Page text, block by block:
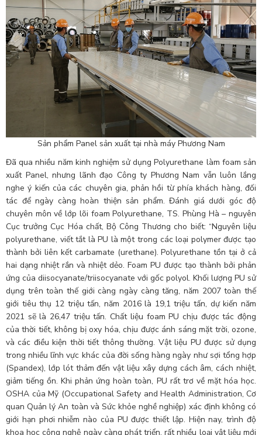
Sản phẩm Panel sản xuất tại nhà máy Phương Nam
Đã qua nhiều năm kinh nghiệm sử dụng Polyurethane làm foam sản
xuất Panel, nhưng lãnh đạo Công ty Phương Nam vẫn luôn lắng
nghe ý kiến của các chuyên gia, phản hồi từ phía khách hàng, đối
tác để ngày càng hoàn thiện sản phẩm. Đánh giá dưới góc độ
chuyên môn về lớp lõi foam Polyurethane, TS. Phùng Hà – nguyên
Cục trưởng Cục Hóa chất, Bộ Công Thương cho biết: “Nguyên liệu
polyurethane, viết tắt là PU là một trong các loại polymer được tạo
thành bởi liên kết carbamate (urethane). Polyurethane tồn tại ở cả
hai dạng nhiệt rắn và nhiệt dẻo. Foam PU được tạo thành bởi phản
ứng của diisocyanate/triisocyanate với gốc polyol. Khối lượng PU sử
dụng trên toàn thế giới càng ngày càng tăng, năm 2007 toàn thế
giới tiêu thụ 12 triệu tấn, năm 2016 là 19,1 triệu tấn, dự kiến năm
2021 sẽ là 26,47 triệu tấn. Chất liệu foam PU chịu được tác động
của thời tiết, không bị oxy hóa, chịu được ánh sáng mặt trời, ozone,
và các điều kiện thời tiết thông thường. Vật liệu PU được sử dụng
trong nhiều lĩnh vực khác của đời sống hàng ngày như sợi tổng hợp
(Spandex), lớp lót thảm đến vật liệu xây dựng cách âm, cách nhiệt,
giảm tiếng ồn. Khi phản ứng hoàn toàn, PU rất trơ về mặt hóa học.
OSHA của Mỹ (Occupational Safety and Health Administration, Cơ
quan Quản lý An toàn và Sức khỏe nghề nghiệp) xác định không có
giới hạn phơi nhiễm nào của PU được thiết lập. Hiện nay, trình độ
khoa học công nghệ ngày càng phát triển, rất nhiều loại vật liệu mới